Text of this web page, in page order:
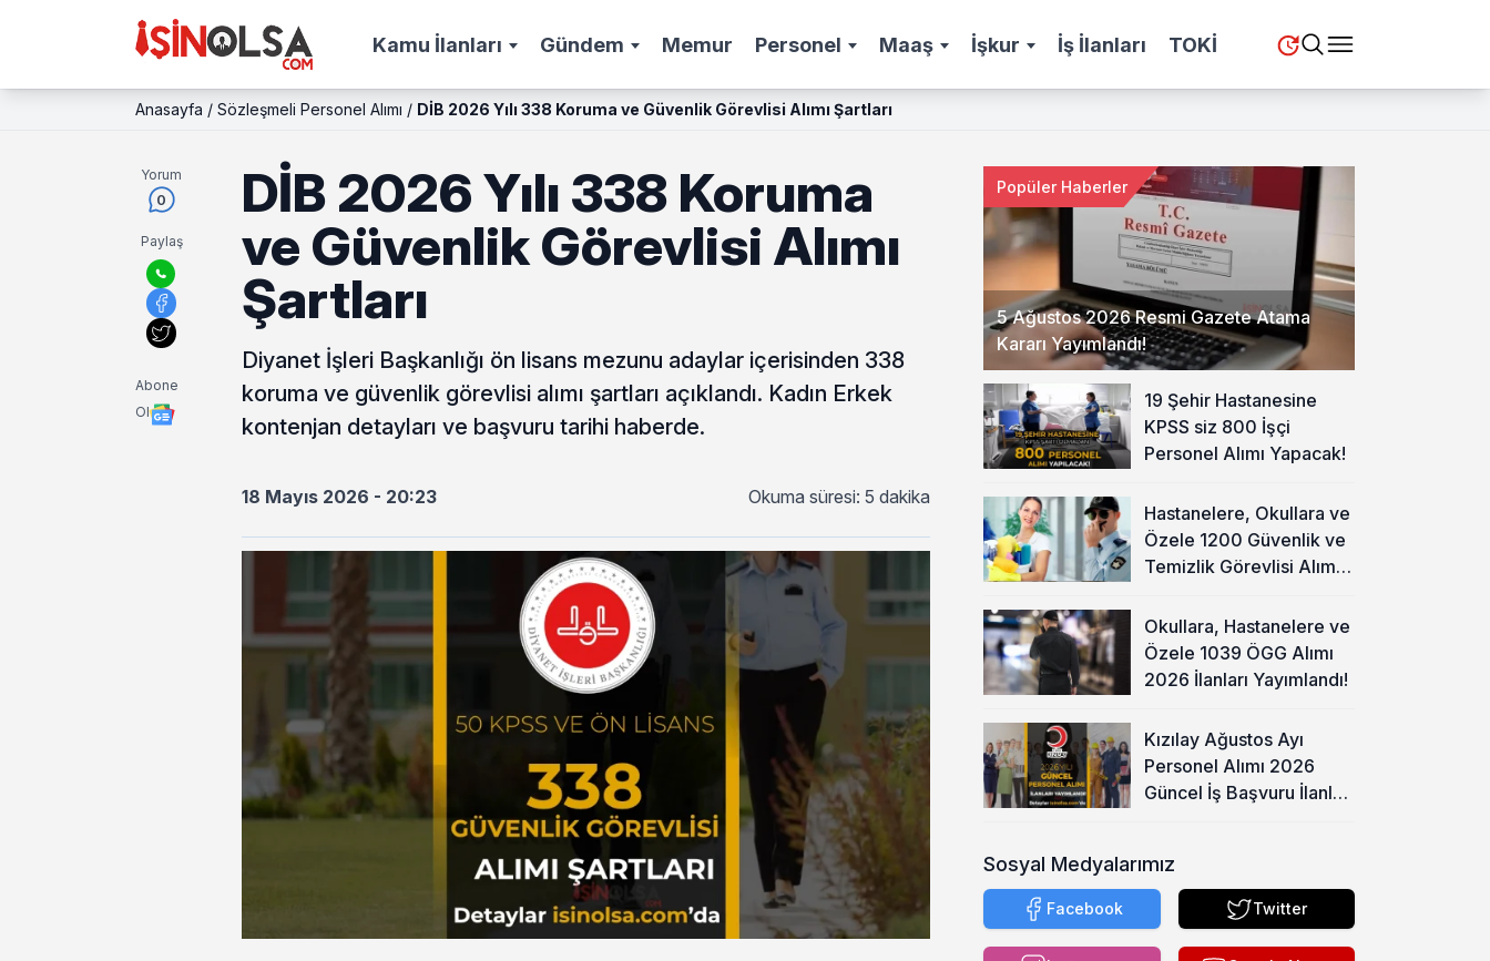
Kamu İlanları Gündem Memur Personel Maaş İşkur İş İlanları TOKİ
Anasayfa / Sözleşmeli Personel Alımı / DİB 2026 Yılı 338 Koruma ve Güvenlik Görevlisi Alımı Şartları
Yorum
0
Paylaş
Abone
Ol
DİB 2026 Yılı 338 Koruma
ve Güvenlik Görevlisi Alımı
Şartları
Diyanet İşleri Başkanlığı ön lisans mezunu adaylar içerisinden 338
koruma ve güvenlik görevlisi alımı şartları açıklandı. Kadın Erkek
kontenjan detayları ve başvuru tarihi haberde.
18 Mayıs 2026 - 20:23 Okuma süresi: 5 dakika
5 Ağustos 2026 Resmi Gazete Atama
Kararı Yayımlandı!
Popüler Haberler
19 Şehir Hastanesine
KPSS siz 800 İşçi
Personel Alımı Yapacak!
Hastanelere, Okullara ve
Özele 1200 Güvenlik ve
Temizlik Görevlisi Alımı
Okullara, Hastanelere ve
Özele 1039 ÖGG Alımı
2026 İlanları Yayımlandı!
Kızılay Ağustos Ayı
Personel Alımı 2026
Güncel İş Başvuru İlanları
Sosyal Medyalarımız
Facebook Twitter